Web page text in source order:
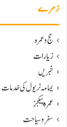
زمرے
حج و عمرہ
زیارات
خبریں
یمامہ ٹریول کی خدمات
عمرہ پیکجز
سفر و سیاحت